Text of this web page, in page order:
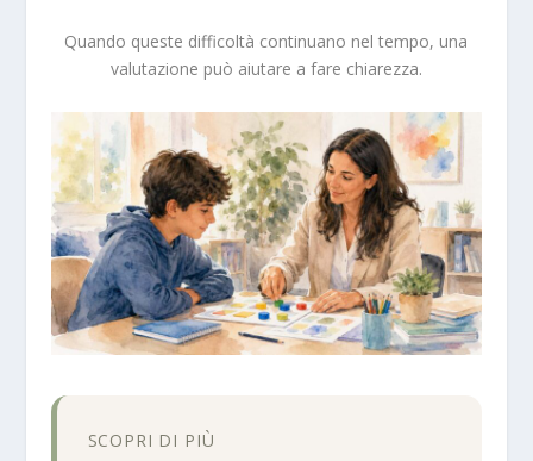
Quando queste difficoltà continuano nel tempo, una
valutazione può aiutare a fare chiarezza.
SCOPRI DI PIÙ